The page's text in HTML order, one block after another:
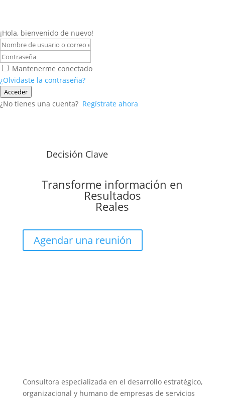
¡Hola, bienvenido de nuevo!
Mantenerme conectado
¿Olvidaste la contraseña?
Acceder
¿No tienes una cuenta? Regístrate ahora
Decisión Clave
Transforme información en
Resultados
Reales
Agendar una reunión
Consultora especializada en el desarrollo estratégico,
organizacional y humano de empresas de servicios